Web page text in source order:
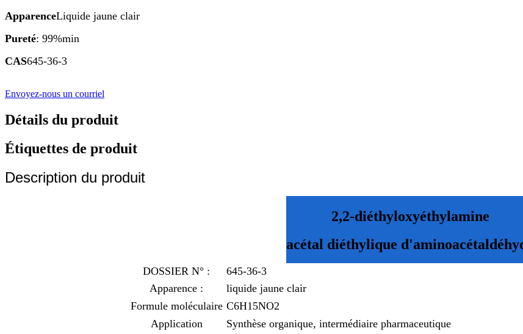
ApparenceLiquide jaune clair
Pureté: 99%min
CAS645-36-3
Envoyez-nous un courriel
Détails du produit
Étiquettes de produit
Description du produit
2,2-diéthyloxyéthylamine
acétal diéthylique
DOSSIER N° :
645-36-3
Apparence :
liquide jaune clair
Formule moléculaire C6H15NO2
Application
Synthèse organique, intermédiaire pharmaceutique